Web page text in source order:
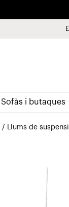
Sofàs i butaques
/ Llums de